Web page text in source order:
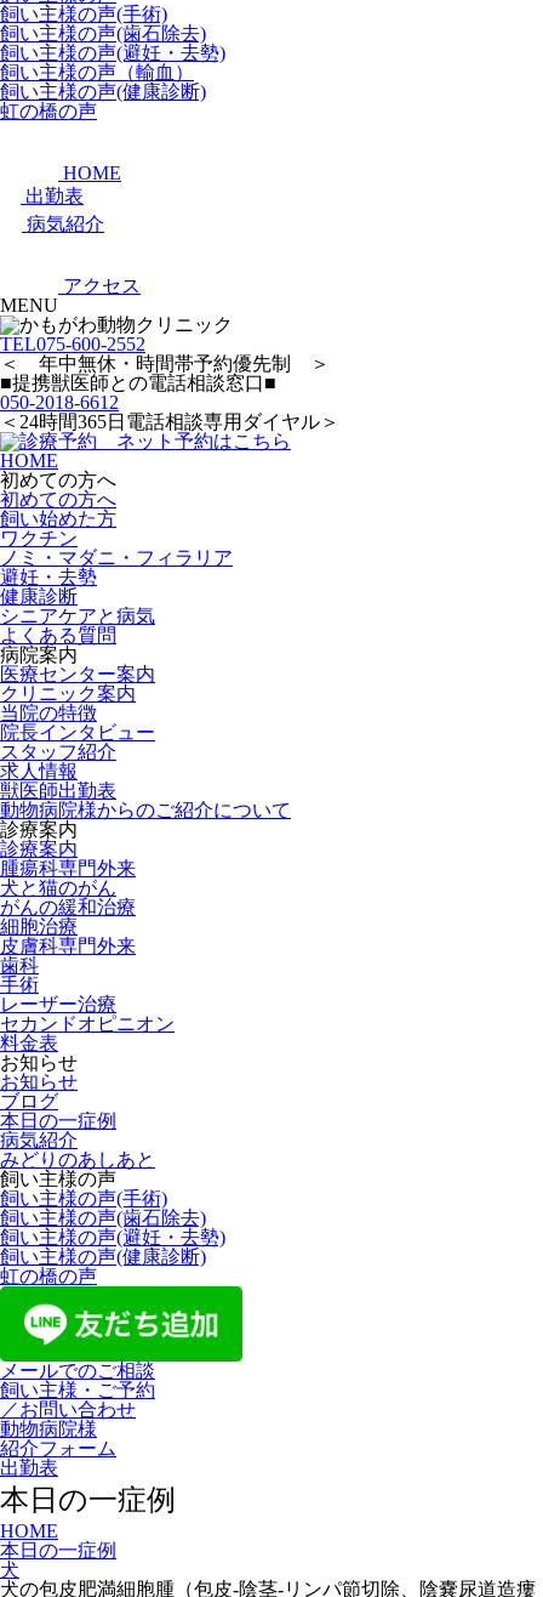
飼い主様の声(手術)
飼い主様の声(歯石除去)
飼い主様の声(避妊・去勢)
飼い主様の声（輸血）
飼い主様の声(健康診断)
虹の橋の声
HOME
出勤表
病気紹介
アクセス
MENU
TEL075-600-2552
＜ 年中無休・時間帯予約優先制 ＞
■提携獣医師との電話相談窓口■
050-2018-6612
＜24時間365日電話相談専用ダイヤル＞
HOME
初めての方へ
初めての方へ
飼い始めた方
ワクチン
ノミ・マダニ・フィラリア
避妊・去勢
健康診断
シニアケアと病気
よくある質問
病院案内
医療センター案内
クリニック案内
当院の特徴
院長インタビュー
スタッフ紹介
求人情報
獣医師出勤表
動物病院様からのご紹介について
診療案内
診療案内
腫瘍科専門外来
犬と猫のがん
がんの緩和治療
細胞治療
皮膚科専門外来
歯科
手術
レーザー治療
セカンドオピニオン
料金表
お知らせ
お知らせ
ブログ
本日の一症例
病気紹介
みどりのあしあと
飼い主様の声
飼い主様の声(手術)
飼い主様の声(歯石除去)
飼い主様の声(避妊・去勢)
飼い主様の声(健康診断)
虹の橋の声
メールでのご相談
飼い主様・ご予約
／お問い合わせ
動物病院様
紹介フォーム
出勤表
本日の一症例
HOME
本日の一症例
犬
犬の包皮肥満細胞腫（包皮-陰茎-リンパ節切除、陰嚢尿道造瘻